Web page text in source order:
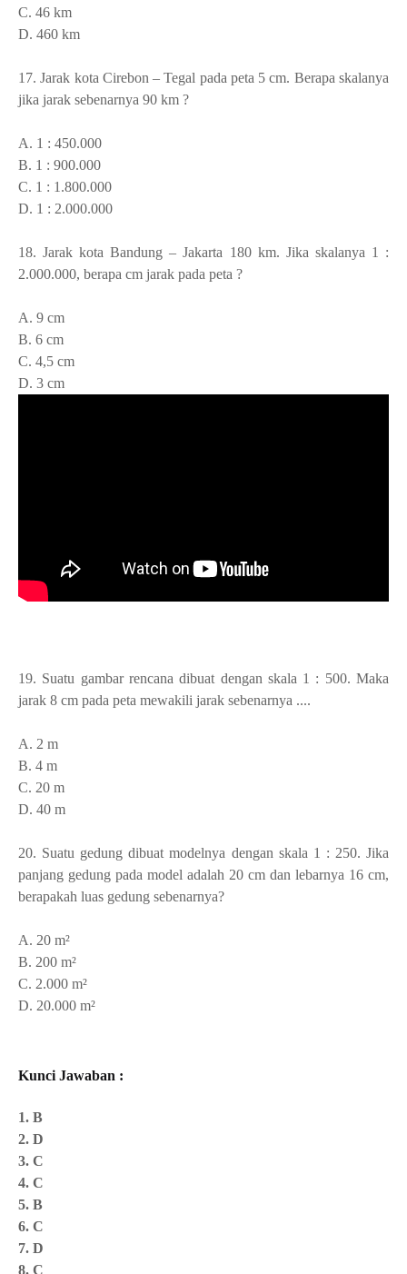
C. 46 km
D. 460 km
17. Jarak kota Cirebon – Tegal pada peta 5 cm. Berapa skalanya
jika jarak sebenarnya 90 km ?
A. 1 : 450.000
B. 1 : 900.000
C. 1 : 1.800.000
D. 1 : 2.000.000
18. Jarak kota Bandung – Jakarta 180 km. Jika skalanya 1 :
2.000.000, berapa cm jarak pada peta ?
A. 9 cm
B. 6 cm
C. 4,5 cm
D. 3 cm
19. Suatu gambar rencana dibuat dengan skala 1 : 500. Maka
jarak 8 cm pada peta mewakili jarak sebenarnya ....
A. 2 m
B. 4 m
C. 20 m
D. 40 m
20. Suatu gedung dibuat modelnya dengan skala 1 : 250. Jika
panjang gedung pada model adalah 20 cm dan lebarnya 16 cm,
berapakah luas gedung sebenarnya?
A. 20 m²
B. 200 m²
C. 2.000 m²
D. 20.000 m²
Kunci Jawaban :
1. B
2. D
3. C
4. C
5. B
6. C
7. D
8. C